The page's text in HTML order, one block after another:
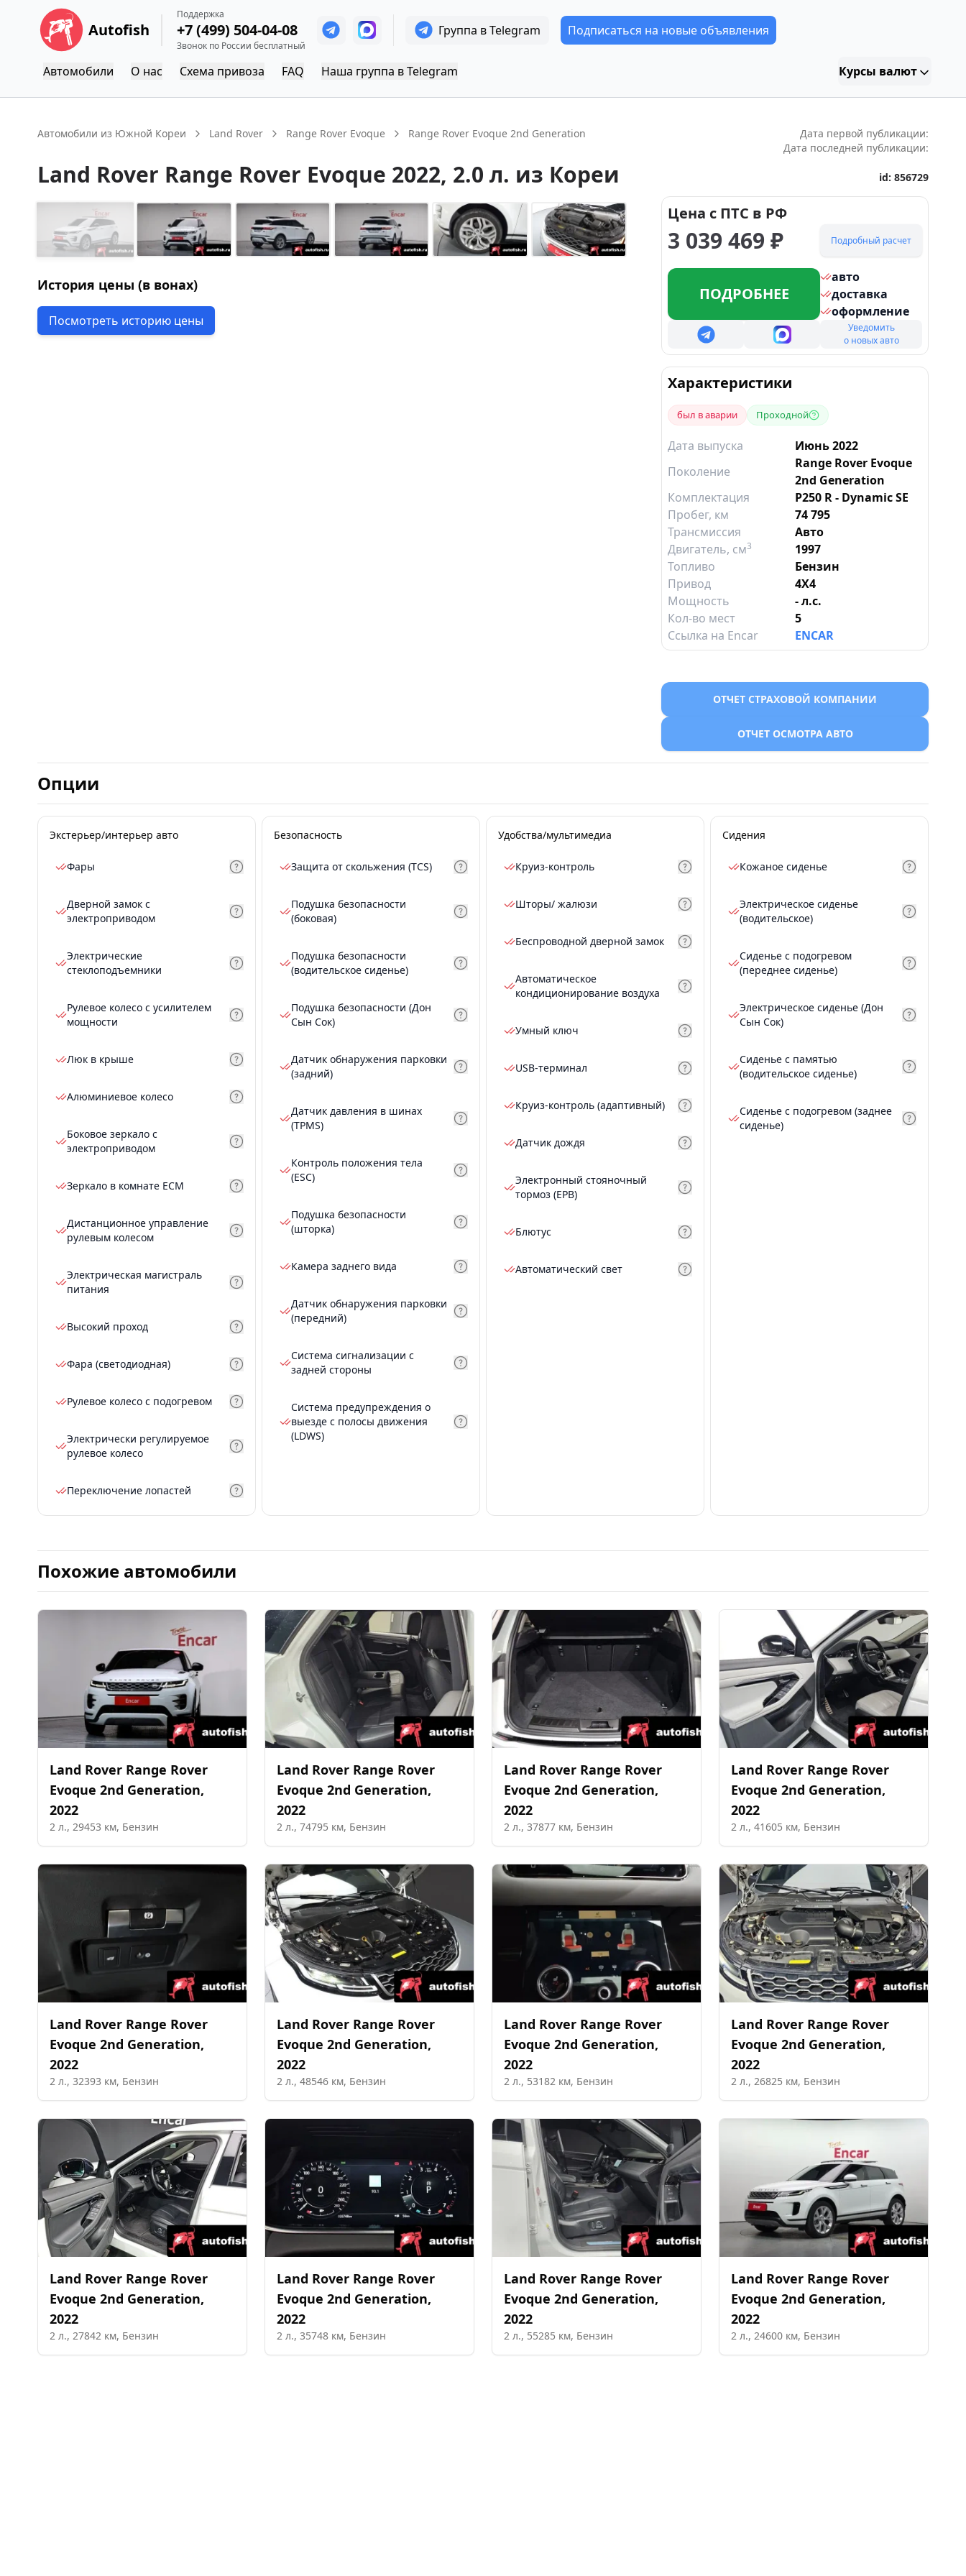
Autofish
Поддержка
+7 (499) 504-04-08
Звонок по России бесплатный
Группа в Telegram Подписаться на новые объявления
Автомобили О нас Схема привоза FAQ Наша группа в Telegram Курсы валют
Автомобили из Южной Кореи Land Rover Range Rover Evoque Range Rover Evoque 2nd Generation
Дата первой публикации:
Дата последней публикации:
Land Rover Range Rover Evoque 2022, 2.0 л. из Кореи id: 856729
История цены (в вонах)
Посмотреть историю цены
Цена с ПТС в РФ
3 039 469 ₽ Подробный расчет
ПОДРОБНЕЕ
авто
доставка
оформление
Уведомить
о новых авто
Характеристики
был в аварии Проходной
Дата выпуска
Июнь 2022
Поколение
Range Rover Evoque
2nd Generation
Комплектация
P250 R - Dynamic SE
Пробег, км
74 795
Трансмиссия
Авто
Двигатель, см3
1997
Топливо
Бензин
Привод
4X4
Мощность
- л.с.
Кол-во мест
5
Ссылка на Encar
ENCAR
ОТЧЕТ СТРАХОВОЙ КОМПАНИИ
ОТЧЕТ ОСМОТРА АВТО
Опции
Экстерьер/интерьер авто
Фары
Дверной замок с
электроприводом
Электрические
стеклоподъемники
Рулевое колесо с усилителем
мощности
Люк в крыше
Алюминиевое колесо
Боковое зеркало с
электроприводом
Зеркало в комнате ECM
Дистанционное управление
рулевым колесом
Электрическая магистраль
питания
Высокий проход
Фара (светодиодная)
Рулевое колесо с подогревом
Электрически регулируемое
рулевое колесо
Переключение лопастей
Безопасность
Защита от скольжения (TCS)
Подушка безопасности
(боковая)
Подушка безопасности
(водительское сиденье)
Подушка безопасности (Дон
Сын Сок)
Датчик обнаружения парковки
(задний)
Датчик давления в шинах
(TPMS)
Контроль положения тела
(ESC)
Подушка безопасности
(шторка)
Камера заднего вида
Датчик обнаружения парковки
(передний)
Система сигнализации с
задней стороны
Система предупреждения о
выезде с полосы движения
(LDWS)
Удобства/мультимедиа
Круиз-контроль
Шторы/ жалюзи
Беспроводной дверной замок
Автоматическое
кондиционирование воздуха
Умный ключ
USB-терминал
Круиз-контроль (адаптивный)
Датчик дождя
Электронный стояночный
тормоз (EPB)
Блютус
Автоматический свет
Сидения
Кожаное сиденье
Электрическое сиденье
(водительское)
Сиденье с подогревом
(переднее сиденье)
Электрическое сиденье (Дон
Сын Сок)
Сиденье с памятью
(водительское сиденье)
Сиденье с подогревом (заднее
сиденье)
Похожие автомобили
Land Rover Range Rover
Evoque 2nd Generation,
2022
2 л., 29453 км, Бензин
Land Rover Range Rover
Evoque 2nd Generation,
2022
2 л., 74795 км, Бензин
Land Rover Range Rover
Evoque 2nd Generation,
2022
2 л., 37877 км, Бензин
Land Rover Range Rover
Evoque 2nd Generation,
2022
2 л., 41605 км, Бензин
Land Rover Range Rover
Evoque 2nd Generation,
2022
2 л., 32393 км, Бензин
Land Rover Range Rover
Evoque 2nd Generation,
2022
2 л., 48546 км, Бензин
Land Rover Range Rover
Evoque 2nd Generation,
2022
2 л., 53182 км, Бензин
Land Rover Range Rover
Evoque 2nd Generation,
2022
2 л., 26825 км, Бензин
Land Rover Range Rover
Evoque 2nd Generation,
2022
2 л., 27842 км, Бензин
Land Rover Range Rover
Evoque 2nd Generation,
2022
2 л., 35748 км, Бензин
Land Rover Range Rover
Evoque 2nd Generation,
2022
2 л., 55285 км, Бензин
Land Rover Range Rover
Evoque 2nd Generation,
2022
2 л., 24600 км, Бензин